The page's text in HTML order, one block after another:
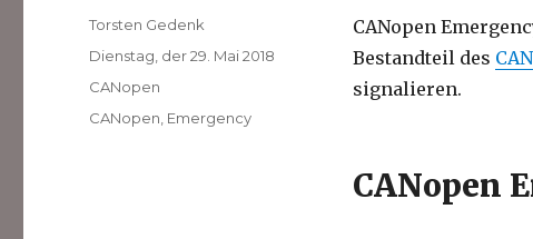
CANopen
Bestandteil des
signalieren.
CANopen
Autor
Torsten Gedenk
Veröffentlicht
Dienstag, der 29. Mai 2018
Kategorien
CANopen
Schlagwörter
CANopen Emergency